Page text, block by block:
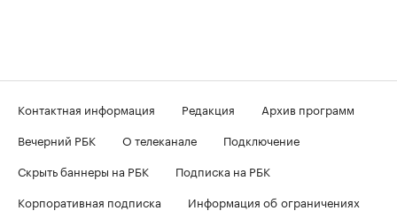
Контактная информация Редакция
Архив программ
Вечерний РБК
О телеканале
Подключение
Скрыть баннеры на РБК
Подписка на РБК
Корпоративная подписка
Информация об ограничениях